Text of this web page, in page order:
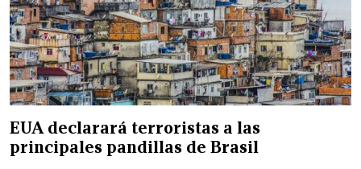
EUA declarará terroristas a las
principales pandillas de Brasil